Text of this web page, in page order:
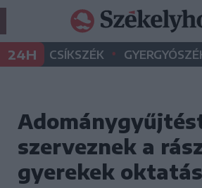
24H CSÍKSZÉK •
szerveznek a
gyerekek